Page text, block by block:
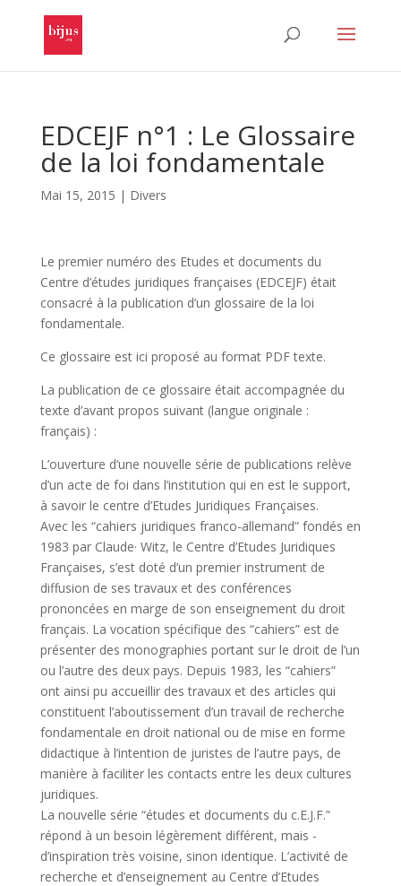
EDCEJF n°1 : Le Glossaire
de la loi fondamentale
Mai 15, 2015 | Divers
Le premier numéro des Etudes et documents du
Centre d’études juridiques françaises (EDCEJF) était
consacré à la publication d’un glossaire de la loi
fondamentale.
Ce glossaire est ici proposé au format PDF texte.
La publication de ce glossaire était accompagnée du
texte d’avant propos suivant (langue originale :
français) :
L’ouverture d’une nouvelle série de publications relève
d’un acte de foi dans l’institution qui en est le support,
à savoir le centre d’Etudes Juridiques Françaises.
Avec les “cahiers juridiques franco-allemand” fondés en
1983 par Claude· Witz, le Centre d’Etudes Juridiques
Françaises, s’est doté d’un premier instrument de
diffusion de ses travaux et des conférences
prononcées en marge de son enseignement du droit
français. La vocation spécifique des “cahiers” est de
présenter des monographies portant sur le droit de l’un
ou l’autre des deux pays. Depuis 1983, les “cahiers”
ont ainsi pu accueillir des travaux et des articles qui
constituent l’aboutissement d’un travail de recherche
fondamentale en droit national ou de mise en forme
didactique à l’intention de juristes de l’autre pays, de
manière à faciliter les contacts entre les deux cultures
juridiques.
La nouvelle série “études et documents du c.E.J.F.”
répond à un besoin légèrement différent, mais -
d’inspiration très voisine, sinon identique. L’activité de
recherche et d’enseignement au Centre d’Etudes